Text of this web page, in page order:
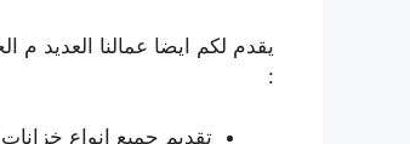
يقدم لكم ايضا عمالنا العديد م
:
تقديم جميع انواع خزانات